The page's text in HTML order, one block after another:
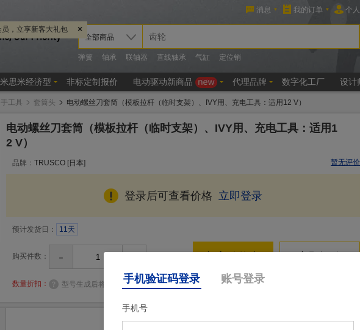
手工具 套筒头 电动螺丝刀套筒（模板拉杆（临时支架）、IVY用、充电工具：适用12 V）
电动螺丝刀套筒（模板拉杆（临时支架）、IVY用、充电工具：适用1
2 V）
品牌： TRUSCO [日本] 暂无评价
登录后可查看价格 立即登录
预计发货日： 11天
购买件数： - +
数量折扣： 型号生成后将显示相应的数量折扣